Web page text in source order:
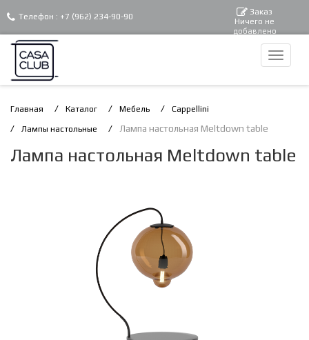
Телефон : +7 (962) 234-90-90 Заказ
Ничего не
добавлено
Главная Каталог Мебель Cappellini
Лампы настольные Лампа настольная Meltdown table
Лампа настольная Meltdown table